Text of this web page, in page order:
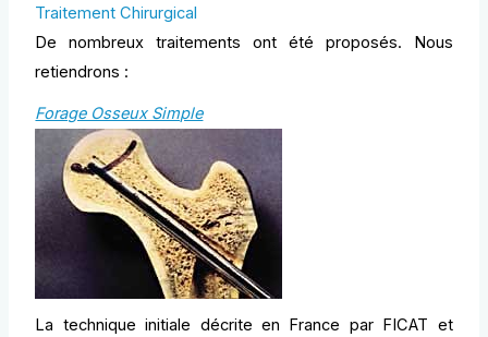
Traitement Chirurgical
De nombreux traitements ont été proposés. Nous
retiendrons :
Forage Osseux Simple
La technique initiale décrite en France par FICAT et